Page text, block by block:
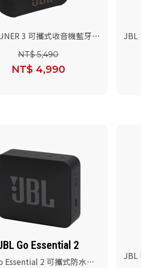
3 可攜式收音機藍牙喇
NT$ 5,490
NT$ 4,990
JBL
Go Essential 2
Essential 2 可攜式防水喇
JBL